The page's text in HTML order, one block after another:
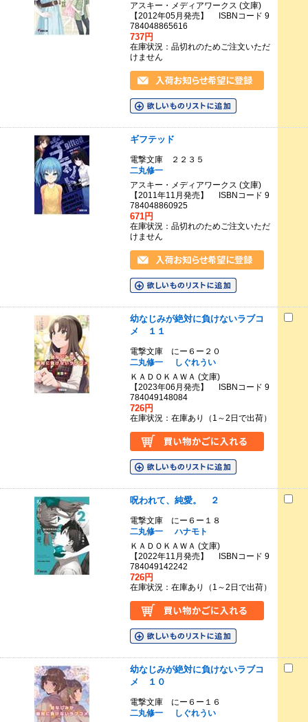
アスキー・メディアワークス (文庫)
【2012年05月発売】 ISBNコード 9
784048865616
737円
在庫状況：品切れのためご注文いただ
けません
ギフテッド
電撃文庫 ２２３５
二丸修一
アスキー・メディアワークス (文庫)
【2011年11月発売】 ISBNコード 9
784048860925
671円
在庫状況：品切れのためご注文いただ
けません
幼なじみが絶対に負けないラブコ
メ １１
電撃文庫 にー６ー２０
二丸修一
しぐれうい
ＫＡＤＯＫＡＷＡ (文庫)
【2023年06月発売】 ISBNコード 9
784049148084
726円
在庫状況：在庫あり（1～2日で出荷）
呪われて、純愛。 ２
電撃文庫 にー６ー１８
二丸修一
ハナモト
ＫＡＤＯＫＡＷＡ (文庫)
【2022年11月発売】 ISBNコード 9
784049142242
726円
在庫状況：在庫あり（1～2日で出荷）
幼なじみが絶対に負けないラブコ
メ １０
電撃文庫 にー６ー１６
二丸修一
しぐれうい